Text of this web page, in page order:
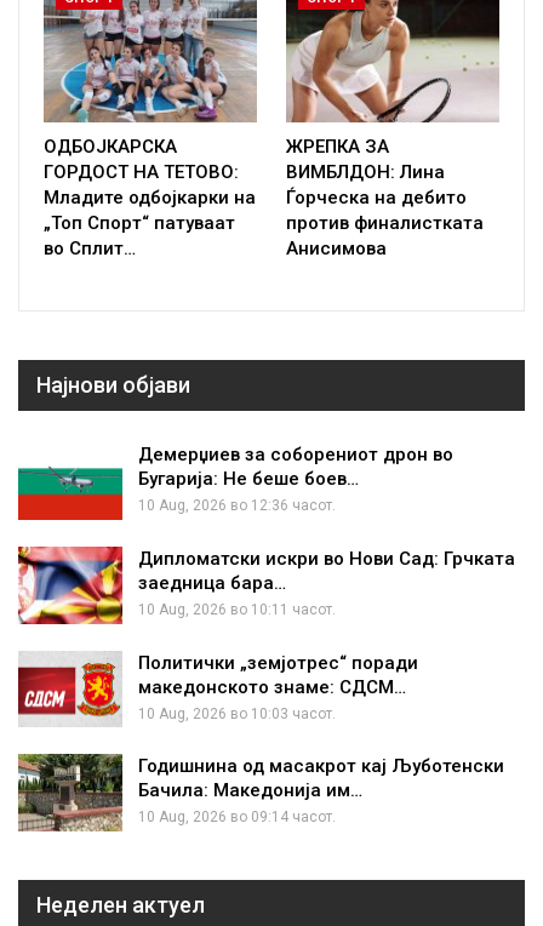
ОДБОЈКАРСКА
ГОРДОСТ НА ТЕТОВО:
Младите одбојкарки на
„Топ Спорт“ патуваат
во Сплит…
ЖРЕПКА ЗА
ВИМБЛДОН: Лина
Ѓорческа на дебито
против финалистката
Анисимова
Најнови објави
Демерџиев за соборениот дрон во
Бугарија: Не беше боев…
10 Aug, 2026 во 12:36 часот.
Дипломатски искри во Нови Сад: Грчката
заедница бара…
10 Aug, 2026 во 10:11 часот.
Политички „земјотрес“ поради
македонското знаме: СДСМ…
10 Aug, 2026 во 10:03 часот.
Годишнина од масакрот кај Љуботенски
Бачила: Македонија им…
10 Aug, 2026 во 09:14 часот.
Неделен актуел